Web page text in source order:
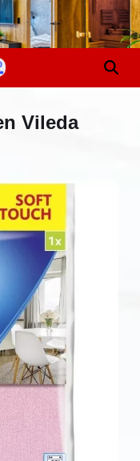
Vileda